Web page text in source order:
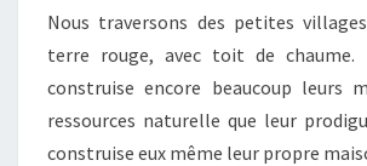
Nous traversons des petites
terre rouge, avec toit de chaume.
construise encore beaucoup leurs
ressources naturelle que leur
construise eux même leur propre